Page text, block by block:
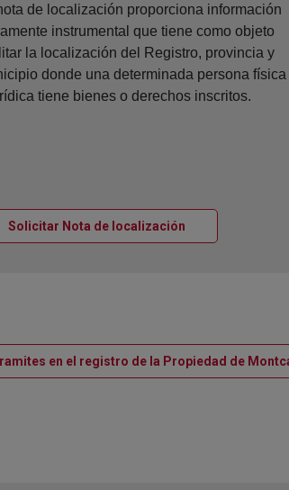
de localización proporciona información
instrumental que tiene como objeto
la localización del Registro, provincia y
donde una determinada persona física
tiene bienes o derechos inscritos.
Solicitar Nota de localizaciónVentana nueva
en el registro de la Propiedad de